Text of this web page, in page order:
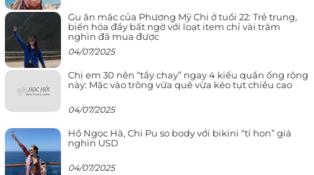
Gu ăn mặc của Phương Mỹ Chi ở tuổi 22: Trẻ trung,
biến hóa đầy bất ngờ với loạt item chỉ vài trăm
nghìn đã mua được
04/07/2025
Chị em 30 nên “tẩy chay” ngay 4 kiểu quần ống rộng
này: Mặc vào trông vừa quê vừa kéo tụt chiều cao
04/07/2025
Hồ Ngọc Hà, Chi Pu so body với bikini “tí hon” giá
nghìn USD
04/07/2025